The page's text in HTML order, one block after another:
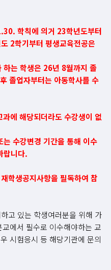
학칙에 의거 23학년도부터
2학기부터 평생교육전공은
하는 학생은 26년 8월까지 졸
졸업자부터는 아동학사를 수
에 해당되더라도 수강생이 없
수강변경 기간을 통해 이수
랍니다.
학생공지사항을 필독하여 참
고 있는 학생여러분을 위해 가
에서 필수로 이수해야하는 교
시험응시 등 해당기관에 문의